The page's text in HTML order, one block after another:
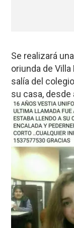
Se realizará
oriunda de
salía del
su casa, desde